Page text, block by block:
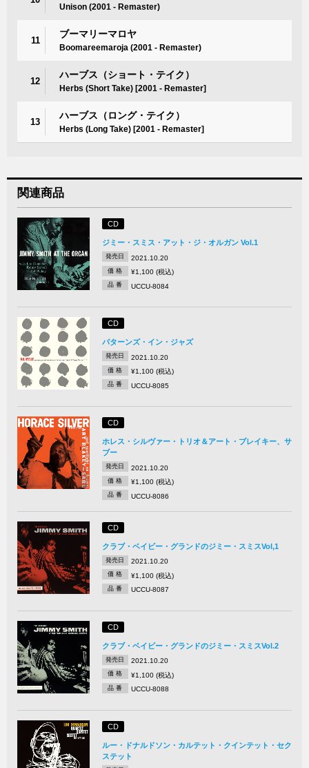
Unison (2001 - Remaster)
11
ブーマリーマロヤ
Boomareemaroja (2001 - Remaster)
12
ハーブス（ショート・テイク）
Herbs (Short Take) [2001 - Remaster]
13
ハーブス（ロング・テイク）
Herbs (Long Take) [2001 - Remaster]
関連商品
CD
ジミー・スミス・アット・ジ・オルガン Vol.1
発売日 2021.10.20
価 格 ¥1,100 (税込)
品 番 UCCU-8084
CD
パターンズ・イン・ジャズ
発売日 2021.10.20
価 格 ¥1,100 (税込)
品 番 UCCU-8085
CD
ホレス・シルヴァー・トリオ＆アート・ブレイキー、サ
ブー
発売日 2021.10.20
価 格 ¥1,100 (税込)
品 番 UCCU-8086
CD
クラブ・ベイビー・グランドのジミー・スミスVol,1
発売日 2021.10.20
価 格 ¥1,100 (税込)
品 番 UCCU-8087
CD
クラブ・ベイビー・グランドのジミー・スミスVol.2
発売日 2021.10.20
価 格 ¥1,100 (税込)
品 番 UCCU-8088
CD
ルー・ドナルドソン・カルテット・クインテット・セク
ステット